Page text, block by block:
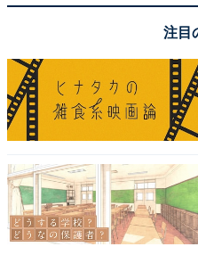
と地域住民のレクリエーシ
て設置された都市緑地「曽
＞5位までの全ランキング結
【おすすめ記事】
注目